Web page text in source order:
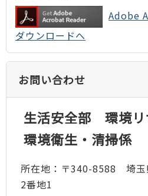
Adobe
ダウンロードへ
お問い合わせ
生活安全部 環境
環境衛生・清掃係
所在地：〒340-8588 埼玉
2番地1